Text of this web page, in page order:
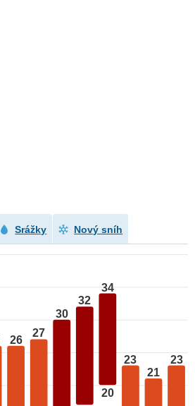
Srážky Nový sníh
26
27
30
32
34
20
23
21
23